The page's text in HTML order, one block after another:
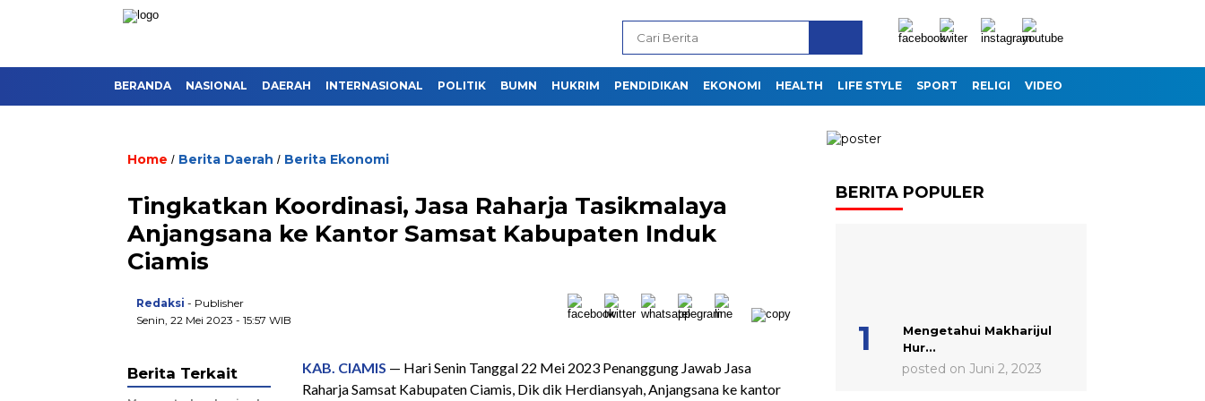
BERANDA NASIONAL DAERAH INTERNASIONAL POLITIK BUMN HUKRIM PENDIDIKAN EKONOMI HEALTH LIFE STYLE SPORT RELIGI VIDEO
Home / Berita Daerah / Berita Ekonomi
Tingkatkan Koordinasi, Jasa Raharja Tasikmalaya
Anjangsana ke Kantor Samsat Kabupaten Induk
Ciamis
Redaksi - Publisher
Senin, 22 Mei 2023 - 15:57 WIB
KAB. CIAMIS — Hari Senin Tanggal 22 Mei 2023 Penanggung Jawab Jasa
Raharja Samsat Kabupaten Ciamis, Dik dik Herdiansyah, Anjangsana ke kantor
Berita Terkait
BERITA POPULER
Mengetahui Makharijul
Hur...
posted on Juni 2, 2023